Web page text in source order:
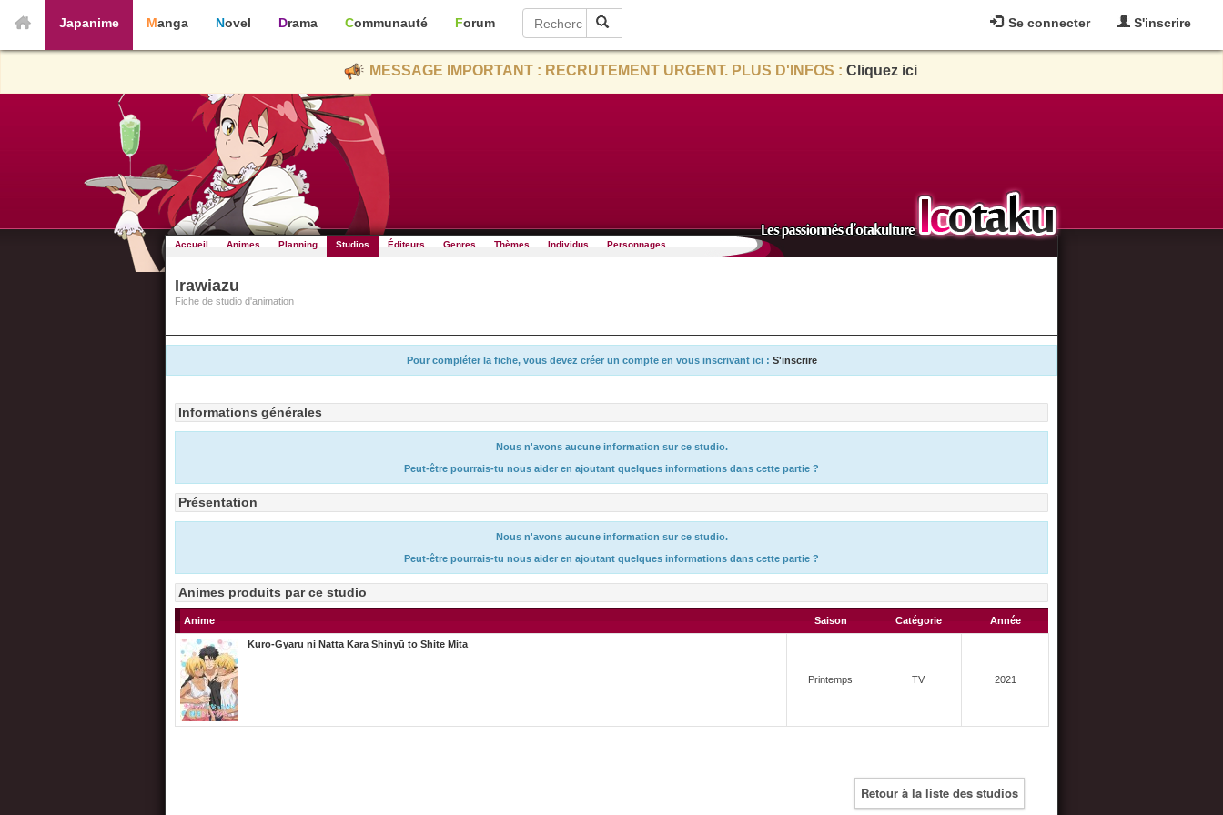
Se connecter S'inscrire
Japanime Manga Novel Drama Communauté Forum
MESSAGE IMPORTANT : RECRUTEMENT URGENT. PLUS D'INFOS : Cliquez ici
Accueil Animes Planning Studios Éditeurs Genres Thèmes Individus Personnages
Irawiazu
Fiche de studio d'animation
Pour compléter la fiche, vous devez créer un compte en vous inscrivant ici : S'inscrire
Informations générales
Nous n'avons aucune information sur ce studio.
Peut-être pourrais-tu nous aider en ajoutant quelques informations dans cette partie ?
Présentation
Nous n'avons aucune information sur ce studio.
Peut-être pourrais-tu nous aider en ajoutant quelques informations dans cette partie ?
Animes produits par ce studio
Anime Saison Catégorie Année
Kuro-Gyaru ni Natta Kara Shinyū to Shite Mita
Printemps TV 2021
Retour à la liste des studios